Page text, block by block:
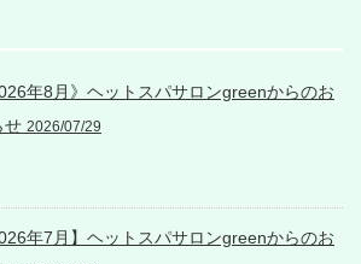
年8月》ヘットスパサロンgreenからのお
せ 2026/07/29
年7月】ヘットスパサロンgreenからのお